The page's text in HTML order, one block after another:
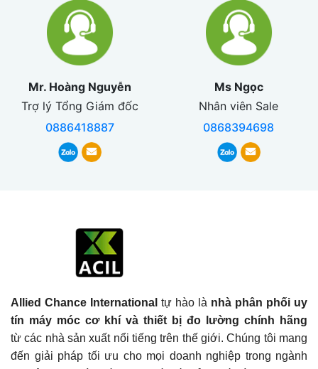
Mr. Hoàng Nguyễn
Trợ lý Tổng Giám đốc
0886418887
Ms Ngọc
Nhân viên Sale
0868394698
Allied Chance International tự hào là nhà phân phối uy
tín máy móc cơ khí và thiết bị đo lường chính hãng
từ các nhà sản xuất nổi tiếng trên thế giới. Chúng tôi mang
đến giải pháp tối ưu cho mọi doanh nghiệp trong ngành